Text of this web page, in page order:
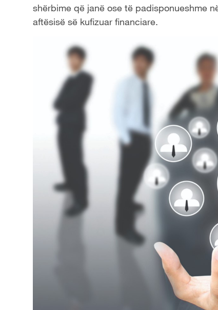
shërbime që janë ose të padisponueshme
aftësisë së kufizuar financiare.